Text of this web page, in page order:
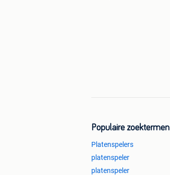
Populaire zoektermen
Platenspelers
platenspeler
platenspeler